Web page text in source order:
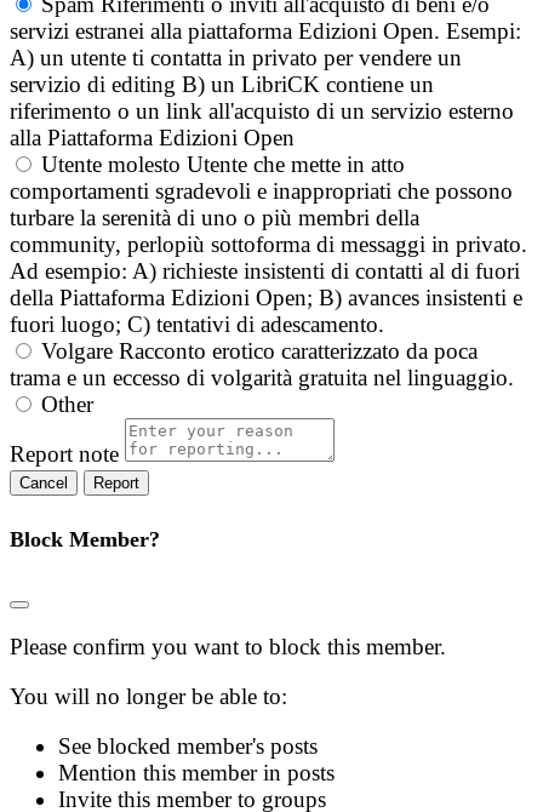
servizi estranei alla piattaforma Edizioni Open. Esempi:
A) un utente ti contatta in privato per vendere un
servizio di editing B) un LibriCK contiene un
riferimento o un link all'acquisto di un servizio esterno
alla Piattaforma Edizioni Open
Utente molesto Utente che mette in atto
comportamenti sgradevoli e inappropriati che possono
turbare la serenità di uno o più membri della
community, perlopiù sottoforma di messaggi in privato.
Ad esempio: A) richieste insistenti di contatti al di fuori
della Piattaforma Edizioni Open; B) avances insistenti e
fuori luogo; C) tentativi di adescamento.
Volgare Racconto erotico caratterizzato da poca
trama e un eccesso di volgarità gratuita nel linguaggio.
Other
Report note
Report
Block Member?
Please confirm you want to block this member.
You will no longer be able to:
See blocked member's posts
Mention this member in posts
Invite this member to groups